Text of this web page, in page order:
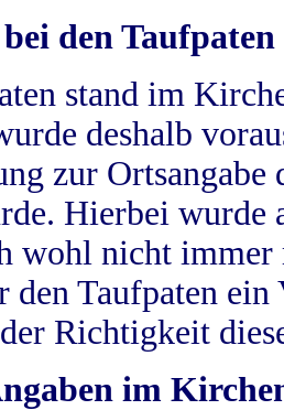
den Taufpaten
stand im
deshalb
zur
Hierbei wurde
wohl nicht
den Taufpaten
Richtigkeit
im